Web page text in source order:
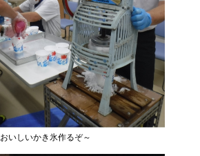
おいしいかき氷作るぞ～